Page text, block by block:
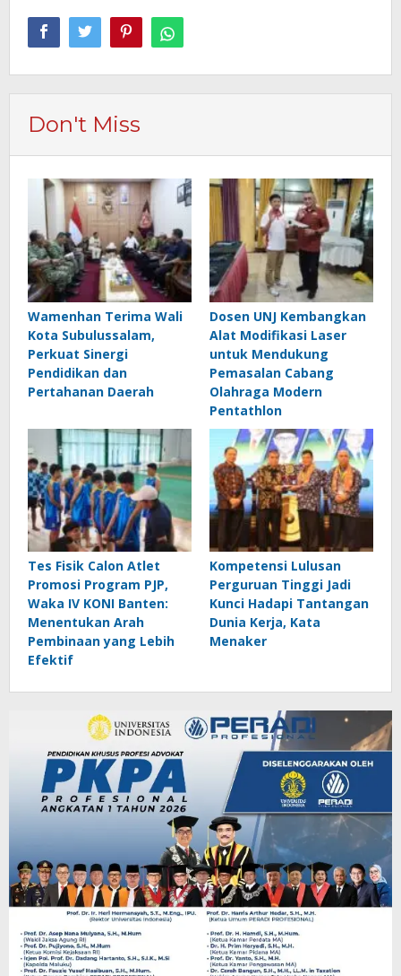
Don't Miss
Wamenhan Terima Wali
Kota Subulussalam,
Perkuat Sinergi
Pendidikan dan
Pertahanan Daerah
Dosen UNJ Kembangkan
Alat Modifikasi Laser
untuk Mendukung
Pemasalan Cabang
Olahraga Modern
Pentathlon
Tes Fisik Calon Atlet
Promosi Program PJP,
Waka IV KONI Banten:
Menentukan Arah
Pembinaan yang Lebih
Efektif
Kompetensi Lulusan
Perguruan Tinggi Jadi
Kunci Hadapi Tantangan
Dunia Kerja, Kata
Menaker